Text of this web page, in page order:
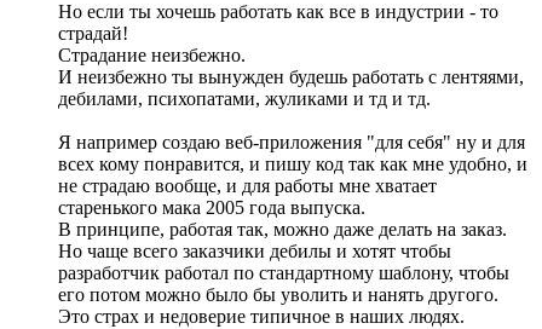
Но если ты хочешь работать как все в индустрии - то
страдай!
Страдание неизбежно.
И неизбежно ты вынужден будешь работать с лентяями,
дебилами, психопатами, жуликами и тд и тд.
Я например создаю веб-приложения "для себя" ну и для
всех кому понравится, и пишу код так как мне удобно, и
не страдаю вообще, и для работы мне хватает
старенького мака 2005 года выпуска.
В принципе, работая так, можно даже делать на заказ.
Но чаще всего заказчики дебилы и хотят чтобы
разработчик работал по стандартному шаблону, чтобы
его потом можно было бы уволить и нанять другого.
Это страх и недоверие типичное в наших людях.